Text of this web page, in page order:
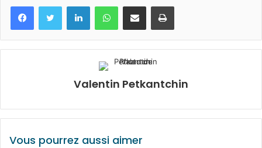
FacebookTwitter LinkedinWhatsApp
Partagez par mail Imprimez
Valentin Petkantchin
Vous pourrez aussi aimer